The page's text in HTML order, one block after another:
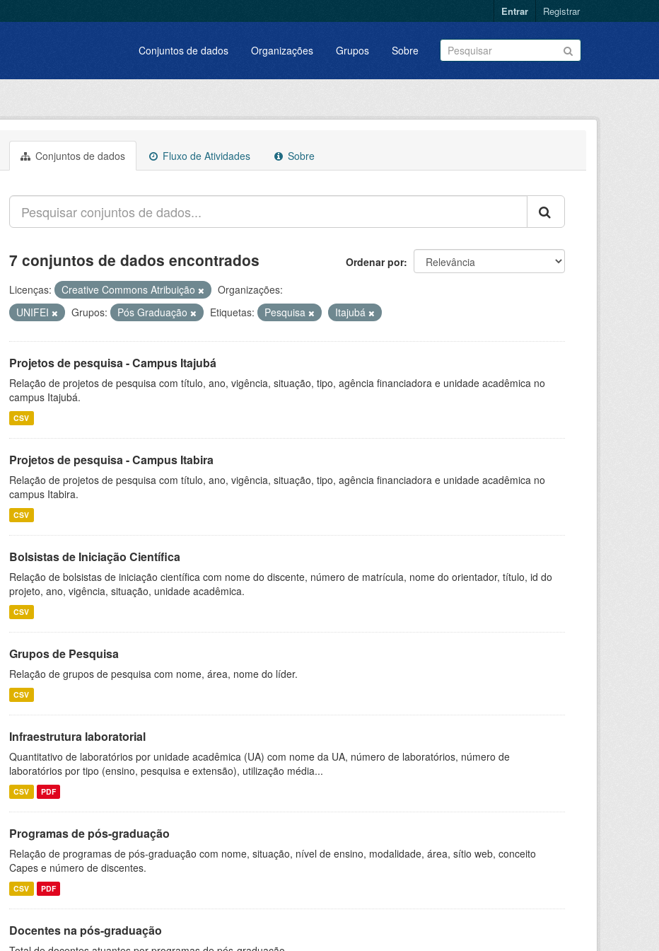
Entrar Registrar
Conjuntos de dados Organizações Grupos Sobre
Conjuntos de dados Fluxo de Atividades Sobre
Ordenar por
7 conjuntos de dados encontrados
Licenças: Creative Commons Atribuição
Organizações:
UNIFEI
Grupos: Pós Graduação Etiquetas: Pesquisa Itajubá
Projetos de pesquisa - Campus Itajubá
Relação de projetos de pesquisa com título, ano, vigência, situação, tipo, agência financiadora e unidade acadêmica no
campus Itajubá.
CSV
Projetos de pesquisa - Campus Itabira
Relação de projetos de pesquisa com título, ano, vigência, situação, tipo, agência financiadora e unidade acadêmica no
campus Itabira.
CSV
Bolsistas de Iniciação Científica
Relação de bolsistas de iniciação científica com nome do discente, número de matrícula, nome do orientador, título, id do
projeto, ano, vigência, situação, unidade acadêmica.
CSV
Grupos de Pesquisa
Relação de grupos de pesquisa com nome, área, nome do líder.
CSV
Infraestrutura laboratorial
Quantitativo de laboratórios por unidade acadêmica (UA) com nome da UA, número de laboratórios, número de
laboratórios por tipo (ensino, pesquisa e extensão), utilização média...
CSV PDF
Programas de pós-graduação
Relação de programas de pós-graduação com nome, situação, nível de ensino, modalidade, área, sítio web, conceito
Capes e número de discentes.
CSV PDF
Docentes na pós-graduação